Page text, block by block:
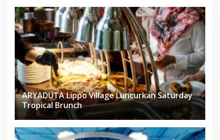
ARYADUTA Lippo Village Luncurkan Saturday
Tropical Brunch